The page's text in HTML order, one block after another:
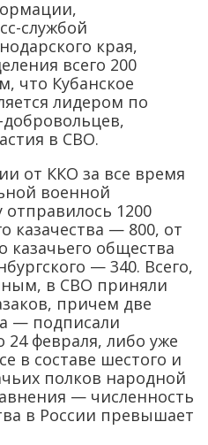
службой
края,
всего 200
что Кубанское
лидером по
добровольцев,
в СВО.
от ККО за все время
военной
1200
казачества — 800, от
казачьего общества
— 340. Всего,
в СВО приняли
причем две
— подписали
24 февраля, либо уже
в составе шестого и
полков народной
— численность
в России превышает